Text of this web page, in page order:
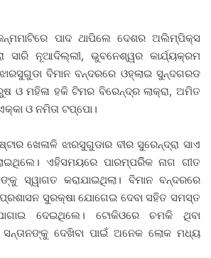
ପାଦ ଥାପିଲେ ଦେଶର ଅଲିମ୍ପିକ୍ସ
ସାରି ନୂଆଦିଲ୍ଲୀ, ଭୁବନେଶ୍ୱର କାର୍ଯ୍ୟକ୍ରମ
ବିମାନ ବନ୍ଦରରେ ଓହ୍ଲାଇ ସୁନ୍ଦଗରଡ
ଓ ମହିଳା ହକି ଟିମର ବିରେନ୍ଦ୍ର ଲାକ୍ରା, ଅମିତ
ଓ ନମିତା ଟପ୍ପୋ।
ଖେଳାଳି ଝାରସୁଗୁଡାର ବୀର ସୁରେନ୍ଦ୍ରା ସାଏ
ଏହିସମୟରେ ପାରମ୍ପରିିକ ନାଗ ଗୀତ
ସ୍ୱାଗତ କରାଯାଇଥିଲା। ବିମାନ ବନ୍ଦରରେ
ସୁରକ୍ଷା ଯୋଗେଇ ଦେବା ସହିତ ସମସ୍ତ
ଦେଇଥିଲେ। ଟୋକିଓରେ ଚମକି ଥିବା
ଦେଖିବା ପାଇଁ ଅନେକ ଲୋକ ମଧ୍ୟ